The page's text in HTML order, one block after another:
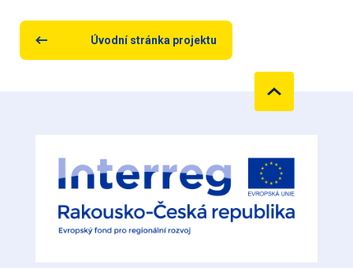
Úvodní stránka projektu